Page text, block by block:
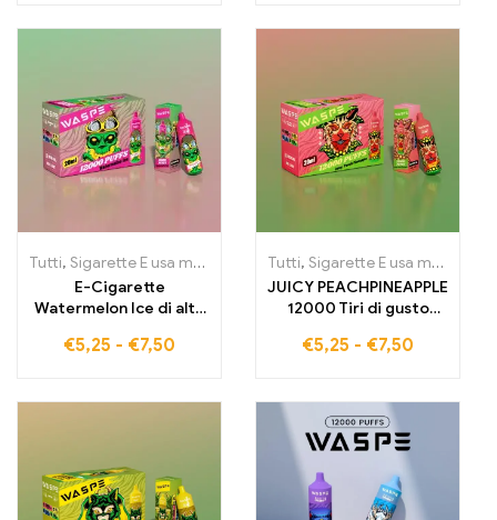
Tutti, Sigarette E usa monouso
Sigarette elettroniche usa e getta
E-Cigarette
Watermelon Ice di alta
Luci di alta qualità,
€5,25 - €7,50
Tutti,Sigarette E usa monouso
JUICY PEACHPINEAPPLE
12000 Tiri di gusto
Ananas sigaretta
€5,25 - €7,50